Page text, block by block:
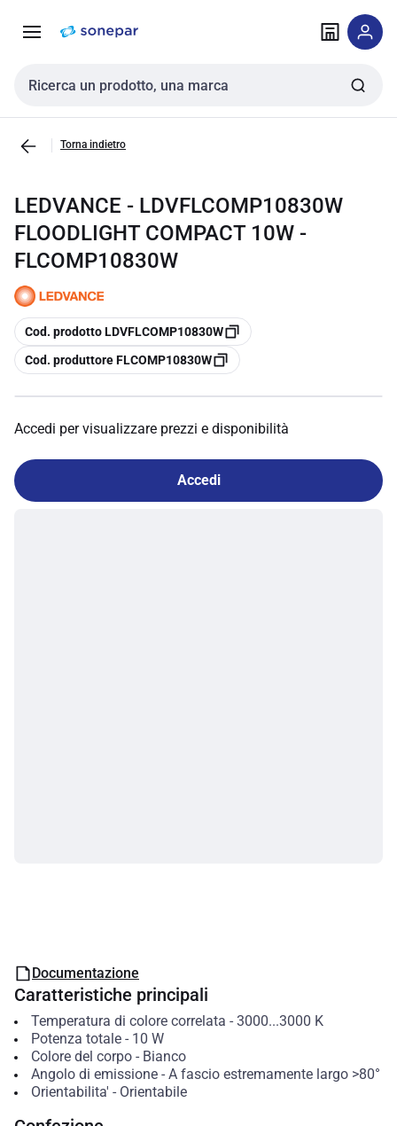
navigazione alla
Cerca input
Torna indietro
LEDVANCE - LDVFLCOMP10830W
FLOODLIGHT COMPACT 10W -
FLCOMP10830W
copia
Cod. prodotto LDVFLCOMP10830W
copia
Cod. produttore FLCOMP10830W
Accedi per visualizzare prezzi e disponibilità
Accedi
Documentazione
Caratteristiche principali
Temperatura di colore correlata - 3000...3000 K
Potenza totale- 10 W
Colore del corpo- Bianco
Angolo di emissione- A fascio estremamente largo >80°
Orientabilita' - Orientabile